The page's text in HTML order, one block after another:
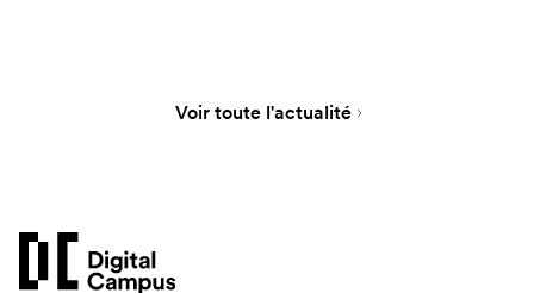
Voir toute l'actualité